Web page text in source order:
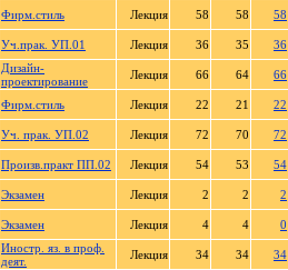
Фирм.стиль Лекция 58 58 58
Уч.прак. УП.01 Лекция 36 35 36
Дизайн-
проектирование
Лекция 66 64 66
Фирм.стиль Лекция 22 21 22
Уч. прак. УП.02 Лекция 72 70 72
Произв.практ ПП.02 Лекция 54 53 54
Экзамен Лекция 2 2 2
Экзамен Лекция 4 4 0
Иностр. яз. в проф.
деят.
Лекция 34 34 34